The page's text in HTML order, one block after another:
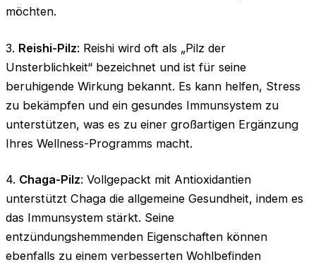
möchten.
3. Reishi-Pilz: Reishi wird oft als „Pilz der
Unsterblichkeit“ bezeichnet und ist für seine
beruhigende Wirkung bekannt. Es kann helfen, Stress
zu bekämpfen und ein gesundes Immunsystem zu
unterstützen, was es zu einer großartigen Ergänzung
Ihres Wellness-Programms macht.
4. Chaga-Pilz: Vollgepackt mit Antioxidantien
unterstützt Chaga die allgemeine Gesundheit, indem es
das Immunsystem stärkt. Seine
entzündungshemmenden Eigenschaften können
ebenfalls zu einem verbesserten Wohlbefinden